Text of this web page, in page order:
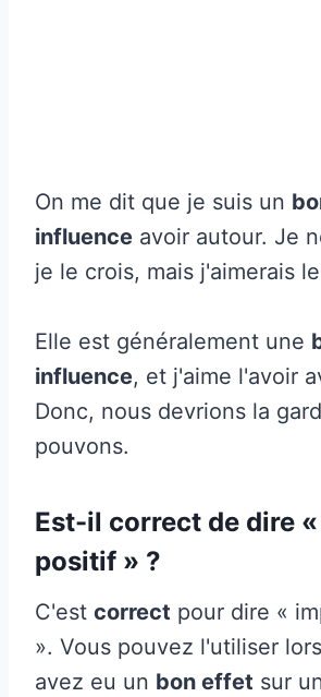
On me dit que je suis un
influence avoir autour. Je
je le crois, mais j'aimerais
Elle est généralement une
influence, et j'aime l'avoir
Donc, nous devrions la
pouvons.
Est-il correct de dire
positif » ?
C'est correct pour dire «
». Vous pouvez l'utiliser
avez eu un bon effet sur